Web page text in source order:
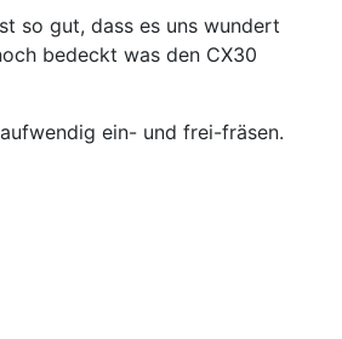
so gut, dass es uns wundert
bedeckt was den CX30
ein- und frei-fräsen.